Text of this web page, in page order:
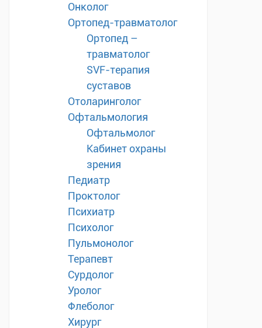
Онколог
Ортопед-травматолог
Ортопед –
травматолог
SVF-терапия
суставов
Отоларинголог
Офтальмология
Офтальмолог
Кабинет охраны
зрения
Педиатр
Проктолог
Психиатр
Психолог
Пульмонолог
Терапевт
Сурдолог
Уролог
Флеболог
Хирург